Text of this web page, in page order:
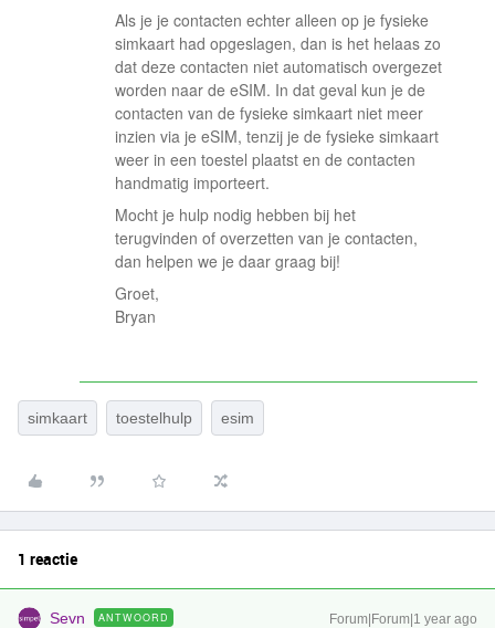
Als je je contacten echter alleen op je fysieke
simkaart had opgeslagen, dan is het helaas zo
dat deze contacten niet automatisch overgezet
worden naar de eSIM. In dat geval kun je de
contacten van de fysieke simkaart niet meer
inzien via je eSIM, tenzij je de fysieke simkaart
weer in een toestel plaatst en de contacten
handmatig importeert.
Mocht je hulp nodig hebben bij het
terugvinden of overzetten van je contacten,
dan helpen we je daar graag bij!
Groet,
Bryan
simkaart toestelhulp esim
1 reactie
Sevn ANTWOORD Forum|Forum|1 year ago